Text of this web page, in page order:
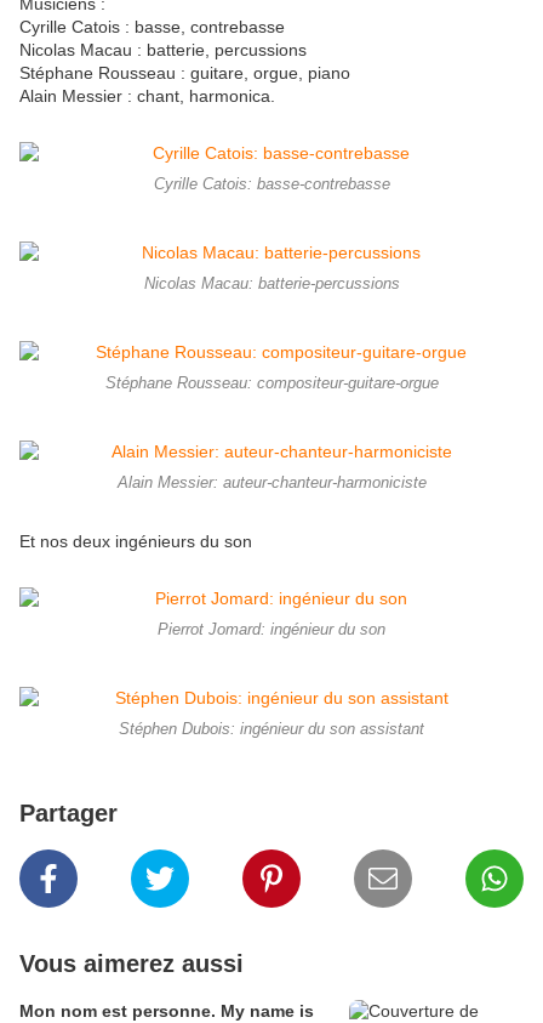
Cyrille Catois : basse, contrebasse
Nicolas Macau : batterie, percussions
Stéphane Rousseau : guitare, orgue, piano
Alain Messier : chant, harmonica.
Cyrille Catois: basse-contrebasse
Nicolas Macau: batterie-percussions
Stéphane Rousseau: compositeur-guitare-orgue
Alain Messier: auteur-chanteur-harmoniciste
Et nos deux ingénieurs du son
Pierrot Jomard: ingénieur du son
Stéphen Dubois: ingénieur du son assistant
Partager
Vous aimerez aussi
Mon nom est personne. My name is